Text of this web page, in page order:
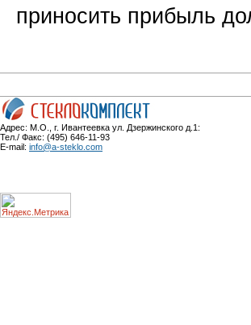
приносить прибыль
Адрес: М.О., г. Ивантеевка ул. Дзержинского д.1:
Тел./ Факс: (495) 646-11-93
E-mail: info@a-steklo.com